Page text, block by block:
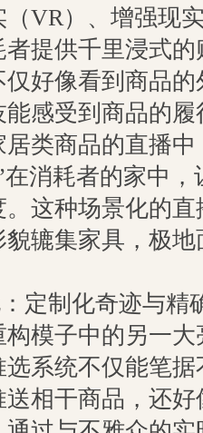
VR）、增强现
提供千里浸式
好像看到商品
感受到商品的
类商品的直播
消耗者的家中
这种场景化的
辘集家具，极
定制化奇迹与精
模子中的另一
系统不仅能笔
相干商品，还